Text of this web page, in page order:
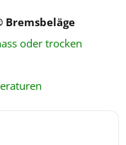
Bremsbeläge
oder trocken